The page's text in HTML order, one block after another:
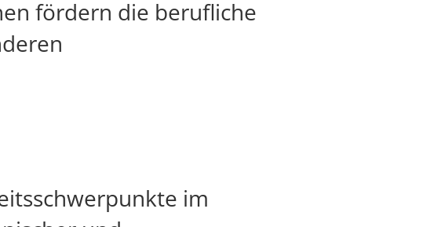
fördern die berufliche
im